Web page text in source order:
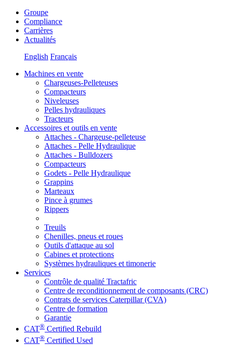
Groupe
Compliance
Carrières
Actualités
English Français
Machines en vente
Chargeuses-Pelleteuses
Compacteurs
Niveleuses
Pelles hydrauliques
Tracteurs
Accessoires et outils en vente
Attaches - Chargeuse-pelleteuse
Attaches - Pelle Hydraulique
Attaches - Bulldozers
Compacteurs
Godets - Pelle Hydraulique
Grappins
Marteaux
Pince à grumes
Rippers
Treuils
Chenilles, pneus et roues
Outils d'attaque au sol
Cabines et protections
Systèmes hydrauliques et timonerie
Services
Contrôle de qualité Tractafric
Centre de reconditionnement de composants (CRC)
Contrats de services Caterpillar (CVA)
Centre de formation
Garantie
CAT® Certified Rebuild
CAT® Certified Used